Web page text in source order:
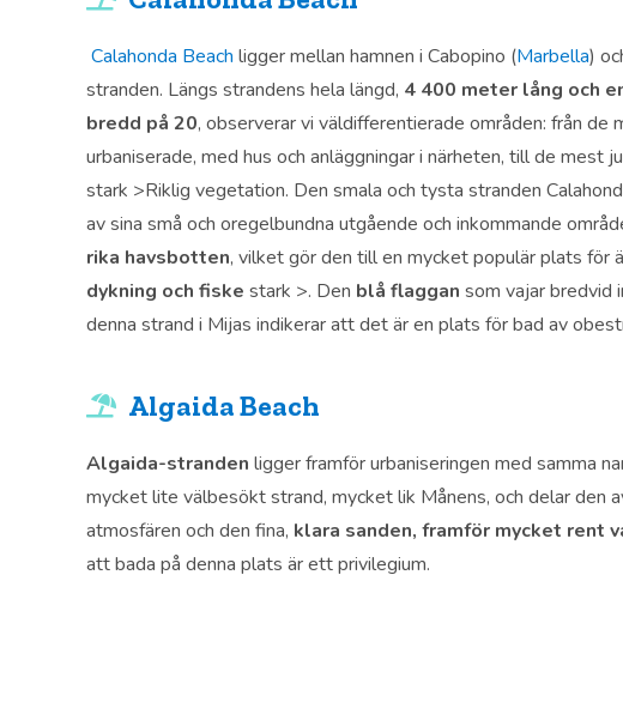
Calahonda Beach ligger mellan hamnen i Cabopino (Marbella)
stranden. Längs strandens hela längd, 4 400 meter lång och
bredd på 20, observerar vi väldifferentierade områden: från de
urbaniserade, med hus och anläggningar i närheten, till de mest
stark >Riklig vegetation. Den smala och tysta stranden
av sina små och oregelbundna utgående och inkommande
rika havsbotten, vilket gör den till en mycket populär plats för
dykning och fiske stark >. Den blå flaggan som vajar bredvid
denna strand i Mijas indikerar att det är en plats för bad av
Algaida Beach
Algaida-stranden ligger framför urbaniseringen med samma
mycket lite välbesökt strand, mycket lik Månens, och delar den
atmosfären och den fina, klara sanden, framför mycket rent
att bada på denna plats är ett privilegium.